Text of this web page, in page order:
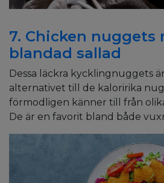
7. Chicken nuggets
blandad sallad
Dessa läckra kycklingnuggets
alternativet till de kaloririka
förmodligen känner till från
De är en favorit bland både